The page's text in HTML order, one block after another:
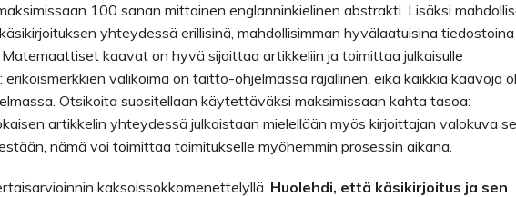
100 sanan mittainen englanninkielinen abstrakti. Lisäksi
yhteydessä erillisinä, mahdollisimman hyvälaatuisina tiedostoina
kaavat on hyvä sijoittaa artikkeliin ja toimittaa julkaisulle
valikoima on taitto-ohjelmassa rajallinen, eikä kaikkia kaavoja
Otsikoita suositellaan käytettäväksi maksimissaan kahta tasoa:
artikkelin yhteydessä julkaistaan mielellään myös kirjoittajan valokuva
nämä voi toimittaa toimitukselle myöhemmin prosessin aikana.
kaksoissokkomenettelyllä. Huolehdi, että käsikirjoitus ja sen